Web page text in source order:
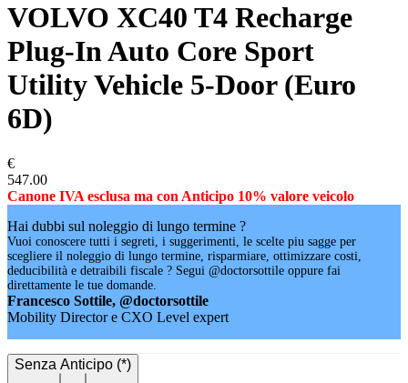
VOLVO XC40 T4 Recharge
Plug-In Auto Core Sport
Utility Vehicle 5-Door (Euro
6D)
€
547.00
Canone IVA esclusa ma con Anticipo 10% valore veicolo
Hai dubbi sul noleggio di lungo termine ?
Vuoi conoscere tutti i segreti, i suggerimenti, le scelte piu sagge per
scegliere il noleggio di lungo termine, risparmiare, ottimizzare costi,
deducibilità e detraibili fiscale ? Segui @doctorsottile oppure fai
direttamente le tue domande.
Francesco Sottile, @doctorsottile
Mobility Director e CXO Level expert
Senza Anticipo (*)